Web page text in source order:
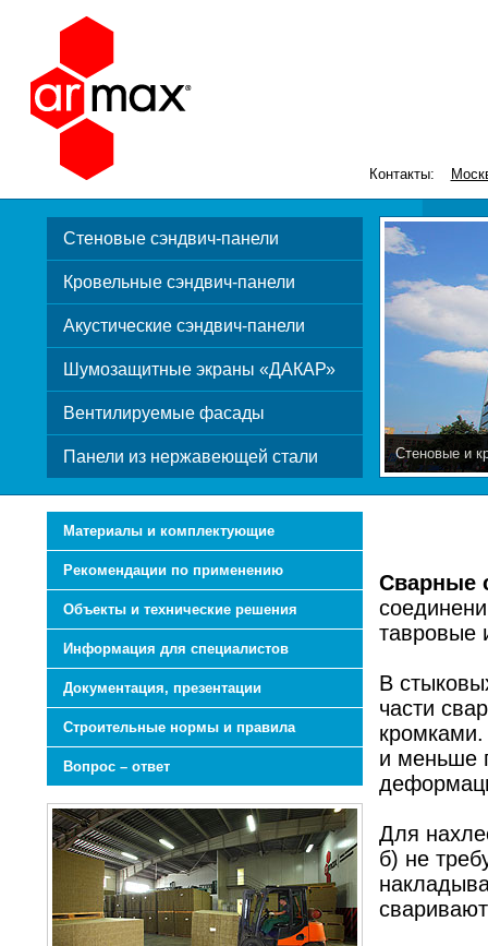
Контакты:
Стеновые сэндвич-панели
Кровельные сэндвич-панели
Акустические сэндвич-панели
Шумозащитные экраны «ДАКАР»
Вентилируемые фасады
Панели из нержавеющей стали Стеновые и
Материалы и комплектующие
Рекомендации по применению
Объекты и технические решения
Информация для специалистов
Документация, презентации
Строительные нормы и правила
Вопрос – ответ
Сварные
тавровые
В
части
и меньше
Для
б) не